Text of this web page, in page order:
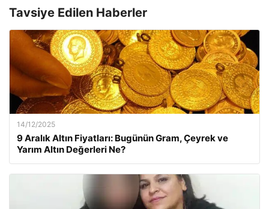
Tavsiye Edilen Haberler
14/12/2025
9 Aralık Altın Fiyatları: Bugünün Gram, Çeyrek ve
Yarım Altın Değerleri Ne?